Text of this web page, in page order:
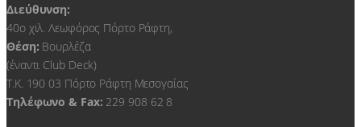
Διεύθυνση:
40ο χιλ. Λεωφόρος Πόρτο Ράφτη,
Θέση: Βουρλέζα
(έναντι Club Deck)
Τ.Κ. 190 03 Πόρτο Ράφτη Μεσογαίας
Τηλέφωνο & Fax: 229 908 62 8